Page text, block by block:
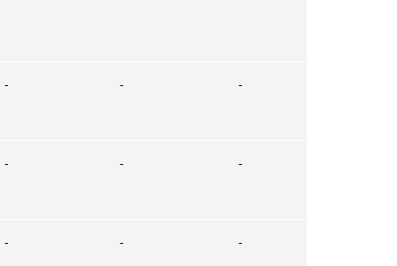
- - -
- - -
- - -